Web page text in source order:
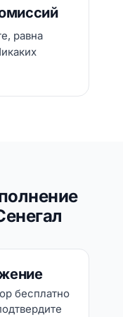
равна
бесплатно